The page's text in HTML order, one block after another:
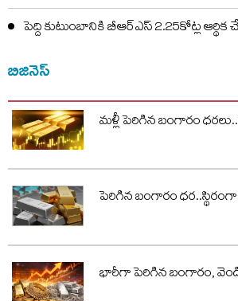
పెద్ది కుటుంబానికి బీఆర్ఎస్ 2.25కోట్ల
బిజినెస్
మళ్లీ పెరిగిన బంగారం
పెరిగిన బంగారం
భారీగా పెరిగిన బంగారం,